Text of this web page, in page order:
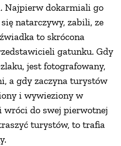
Najpierw dokarmiali go
natarczywy, zabili, ze
to skrócona
gatunku. Gdy
jest fotografowany,
a gdy zaczyna turystów
i wywieziony w
wróci do swej pierwotnej
turystów, to trafia
TO SAM
ZUPY